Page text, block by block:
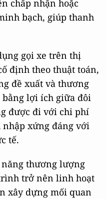
chấp nhận hoặc
bạch, giúp thanh
gọi xe trên thị
định theo thuật toán,
đề xuất và thương
lợi ích giữa đôi
được đi với chi phí
xứng đáng với
tế.
thương lượng
trở nên linh hoạt
xây dựng mối quan